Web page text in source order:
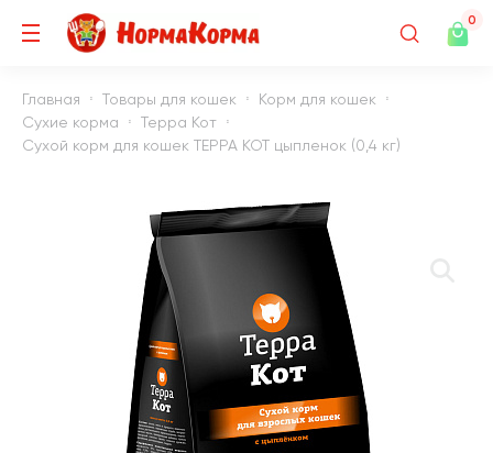
0
Главная Товары для кошек
Корм для кошек
Сухие корма
Терра Кот
Сухой корм для кошек ТЕРРА КОТ цыпленок (0,4 кг)